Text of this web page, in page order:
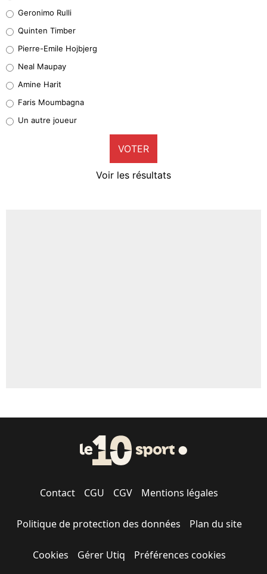
32%
5%
1%
9%
Geronimo Rulli
Quinten Timber
Pierre-Emile Hojbjerg
Neal Maupay
Amine Harit
Faris Moumbagna
Un autre joueur
VOTER
Voir les résultats
Contact CGU CGV Mentions légales
Politique de protection des données Plan du site
Cookies Gérer Utiq Préférences cookies